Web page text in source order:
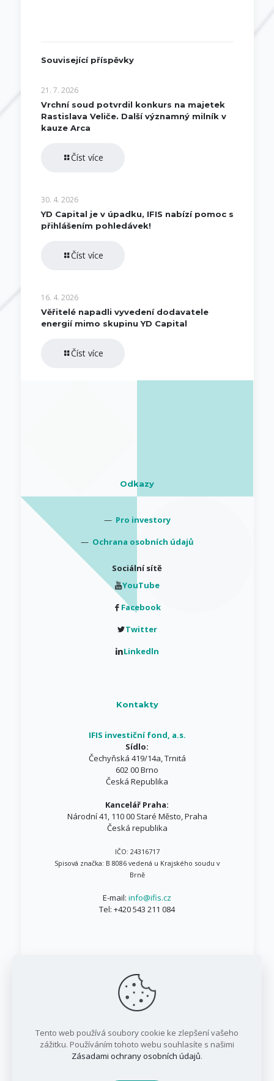
Související příspěvky
21. 7. 2026
Vrchní soud potvrdil konkurs na majetek
Rastislava Veliče. Další významný milník v
kauze Arca
Číst více
30. 4. 2026
YD Capital je v úpadku, IFIS nabízí pomoc s
přihlášením pohledávek!
Číst více
16. 4. 2026
Věřitelé napadli vyvedení dodavatele
energií mimo skupinu YD Capital
Číst více
Odkazy
— Pro investory
— Ochrana osobních údajů
Sociální sítě
YouTube
Facebook
Twitter
Linkedln
Kontakty
IFIS investiční fond, a.s.
Sídlo:
Čechyňská 419/14a, Trnitá
602 00 Brno
Česká Republika
Kancelář Praha:
Národní 41, 110 00 Staré Město, Praha
Česká republika
IČO: 24316717
Spisová značka: B 8086 vedená u Krajského soudu v
Brně
E-mail: info@ifis.cz
Tel: +420 543 211 084
/ IFIS investiční fond, a.s.
Tento web používá soubory cookie ke zlepšení vašeho
zážitku. Používáním tohoto webu souhlasíte s našimi
Zásadami ochrany osobních údajů.